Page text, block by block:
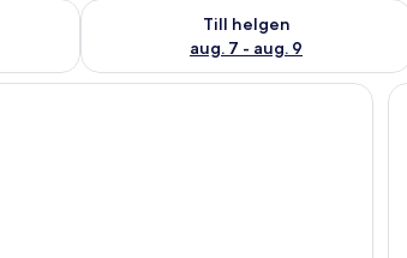
imorgon aug. 8 - aug. 9
Till helgen
aug. 7 - aug. 9
Kontrollera tillgängligheten för den